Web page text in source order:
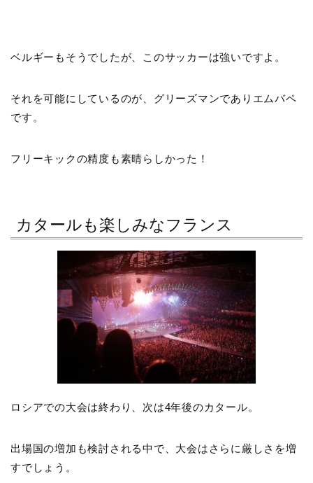
ベルギーもそうでしたが、このサッカーは強いですよ。
それを可能にしているのが、グリーズマンでありエムバペ
です。
フリーキックの精度も素晴らしかった！
カタールも楽しみなフランス
ロシアでの大会は終わり、次は4年後のカタール。
出場国の増加も検討される中で、大会はさらに厳しさを増
すでしょう。